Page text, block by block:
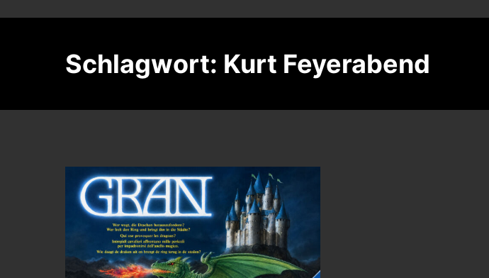
Schlagwort: Kurt Feyerabend